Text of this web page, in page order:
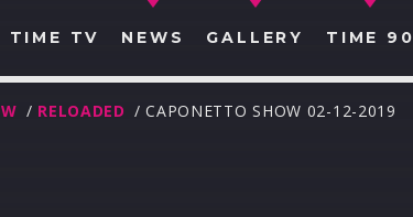
TIME TV NEWS GALLERY TIME 90
/ RELOADED / CAPONETTO SHOW 02-12-2019